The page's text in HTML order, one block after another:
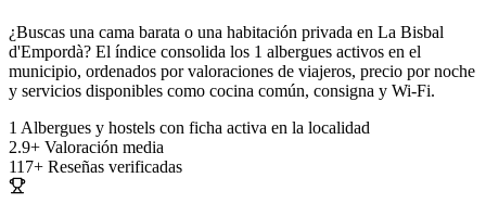
¿Buscas una cama barata o una habitación privada en La Bisbal
d'Empordà? El índice consolida los 1 albergues activos en el
municipio, ordenados por valoraciones de viajeros, precio por noche
y servicios disponibles como cocina común, consigna y Wi-Fi.
1 Albergues y hostels con ficha activa en la localidad
2.9+ Valoración media
117+ Reseñas verificadas